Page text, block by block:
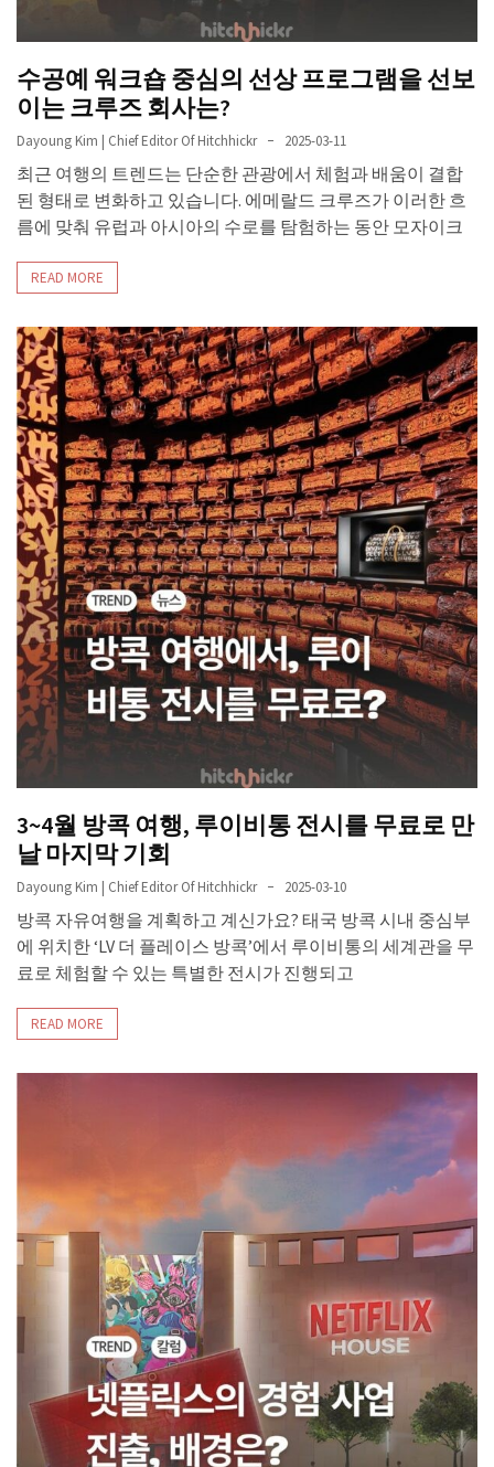
수공예 워크숍 중심의 선상 프로그램을 선보
이는 크루즈 회사는?
Dayoung Kim | Chief Editor Of Hitchhickr 2025-03-11
최근 여행의 트렌드는 단순한 관광에서 체험과 배움이 결합
된 형태로 변화하고 있습니다. 에메랄드 크루즈가 이러한 흐
름에 맞춰 유럽과 아시아의 수로를 탐험하는 동안 모자이크
READ MORE
3~4월 방콕 여행, 루이비통 전시를 무료로 만
날 마지막 기회
Dayoung Kim | Chief Editor Of Hitchhickr 2025-03-10
방콕 자유여행을 계획하고 계신가요? 태국 방콕 시내 중심부
에 위치한 ‘LV 더 플레이스 방콕’에서 루이비통의 세계관을 무
료로 체험할 수 있는 특별한 전시가 진행되고
READ MORE